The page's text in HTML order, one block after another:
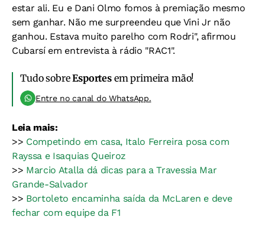
estar ali. Eu e Dani Olmo fomos à premiação mesmo
sem ganhar. Não me surpreendeu que Vini Jr não
ganhou. Estava muito parelho com Rodri", afirmou
Cubarsí em entrevista à rádio "RAC1".
Tudo sobreEsportesem primeira mão!
Entre no canal do WhatsApp.
Leia mais:
>> Competindo em casa, Italo Ferreira posa com
Rayssa e Isaquias Queiroz
>> Marcio Atalla dá dicas para a Travessia Mar
Grande-Salvador
>> Bortoleto encaminha saída da McLaren e deve
fechar com equipe da F1